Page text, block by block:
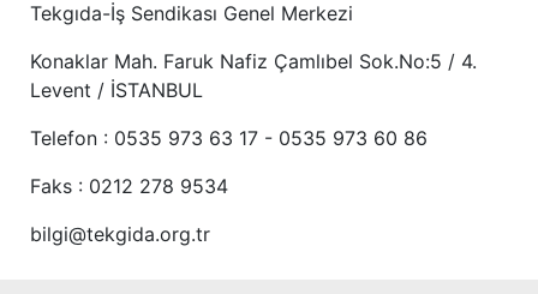
Tekgıda-İş Sendikası Genel Merkezi
Konaklar Mah. Faruk Nafiz Çamlıbel Sok.No:5 / 4.
Levent / İSTANBUL
Telefon : 0535 973 63 17 - 0535 973 60 86
Faks : 0212 278 9534
bilgi@tekgida.org.tr